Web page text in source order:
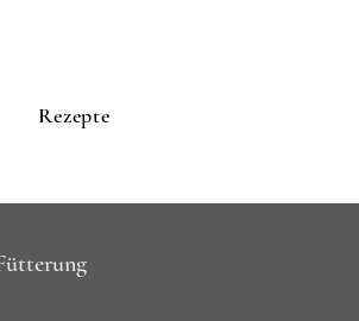
Rezepte